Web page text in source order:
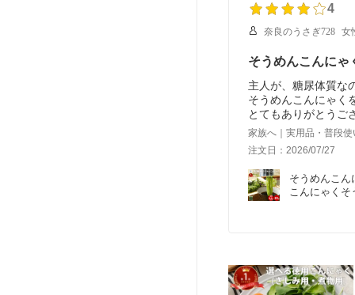
4
奈良のうさぎ728 女
そうめんこんにゃ
主人が、糖尿体質な
そうめんこんにゃく
とてもありがとうご
家族へ｜実用品・普段
注文日：2026/07/27
そうめんこ
こんにゃく